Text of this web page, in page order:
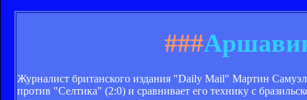
###
Журналист британского издания "Daily Mail" Мартин
против "Селтика" (2:0) и сравнивает его технику с